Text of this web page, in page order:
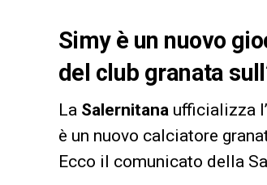
Simy è un nuovo
del club granata
La Salernitana ufficializza
è un nuovo calciatore
Ecco il comunicato della